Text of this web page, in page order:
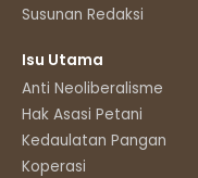
Susunan Redaksi
Isu Utama
Anti Neoliberalisme
Hak Asasi Petani
Kedaulatan Pangan
Koperasi